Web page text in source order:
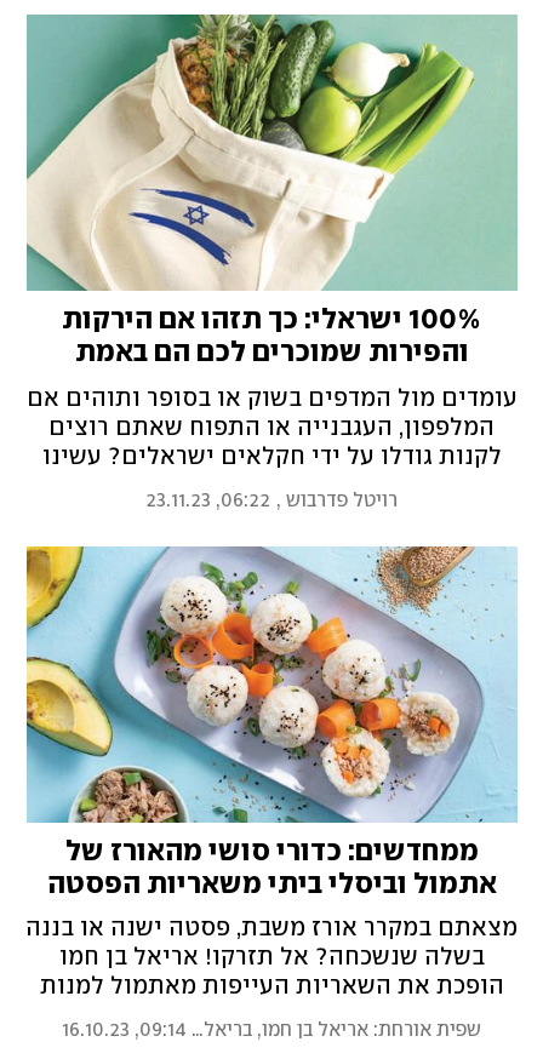
100% ישראלי: כך תזהו אם הירקות
והפירות שמוכרים לכם הם באמת
מתוצרת הארץ
עומדים מול המדפים בשוק או בסופר ותוהים אם
המלפפון, העגבנייה או התפוח שאתם רוצים
לקנות גודלו על ידי חקלאים ישראלים? עשינו
התוצרת המקומית
רויטל פדרבוש,
06:22, 23.11.23
ממחדשים: כדורי סושי מהאורז של
אתמול וביסלי ביתי משאריות הפסטה
מצאתם במקרר אורז משבת, פסטה ישנה או בננה
בשלה שנשכחה? אל תזרקו! אריאל בן חמו
הופכת את השאריות העייפות מאתמול למנות
שפית אורחת: אריאל בן חמו, בריאלי
,
09:14, 16.10.23